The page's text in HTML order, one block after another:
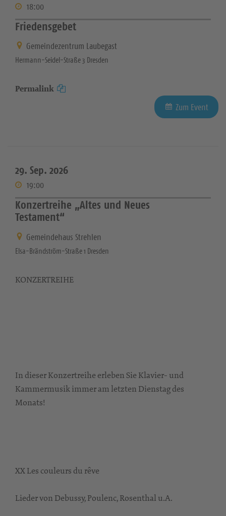
18:00
Friedensgebet
Gemeindezentrum Laubegast
Hermann-Seidel-Straße 3 Dresden
Permalink
Zum Event
29. Sep. 2026
19:00
Konzertreihe „Altes und Neues
Testament“
Gemeindehaus Strehlen
Elsa-Brändström-Straße 1 Dresden
KONZERTREIHE
In dieser Konzertreihe erleben Sie Klavier- und
Kammermusik immer am letzten Dienstag des
Monats!
XX Les couleurs du rêve
Lieder von Debussy, Poulenc, Rosenthal u.A.